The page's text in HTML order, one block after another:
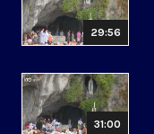
29:56
31:00